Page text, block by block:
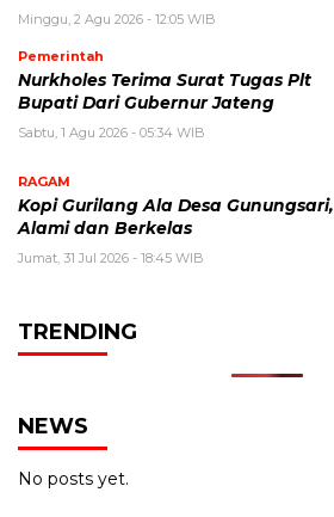
Minggu, 2 Agu 2026 - 12:05 WIB
Pemerintah
Nurkholes Terima Surat Tugas Plt
Bupati Dari Gubernur Jateng
Sabtu, 1 Agu 2026 - 05:34 WIB
RAGAM
Kopi Gurilang Ala Desa Gunungsari,
Alami dan Berkelas
Jumat, 31 Jul 2026 - 18:45 WIB
TRENDING
NEWS
No posts yet.